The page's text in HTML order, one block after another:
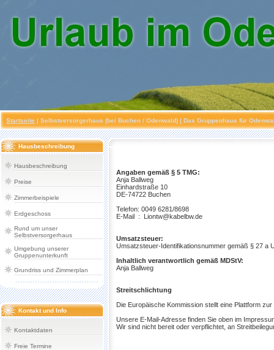
Startseite | Selbstversorgerhaus (bei Buchen / Odenwald) | Das Gruppenhaus für
Hausbeschreibung
Hausbeschreibung
Preise
Zimmerbeispiele
Erdgeschoss
Rund um unser
Selbstversorgerhaus
Umgebung unserer
Gruppenunterkunft
Grundriss und Zimmerplan
Kontakt und Info
Kontaktdaten
Freie Termine
Angaben gemäß § 5 TMG:
Anja Ballweg
Einhardstraße 10
DE-74722 Buchen
Telefon: 0049 6281/8698
E-Mail : Liontw@kabelbw.de
Umsatzsteuer:
Umsatzsteuer-Identifikationsnummer gemäß § 27 a
Inhaltlich verantwortlich gemäß MDStV:
Anja Ballweg
Streitschlichtung
Die Europäische Kommission stellt eine Plattform
Unsere E-Mail-Adresse finden Sie oben im
Wir sind nicht bereit oder verpflichtet, an